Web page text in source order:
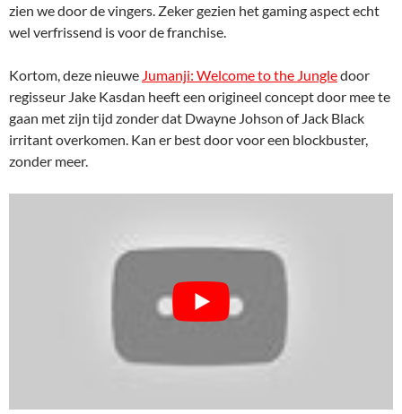
zien we door de vingers. Zeker gezien het gaming aspect echt
wel verfrissend is voor de franchise.
Kortom, deze nieuwe Jumanji: Welcome to the Jungledoor
regisseur Jake Kasdan heeft een origineel concept door mee te
gaan met zijn tijd zonder dat Dwayne Johson of Jack Black
irritant overkomen. Kan er best door voor een blockbuster,
zonder meer.